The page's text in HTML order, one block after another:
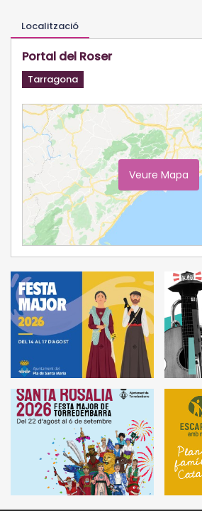
Localització
Portal del Roser
Tarragona
Veure Mapa